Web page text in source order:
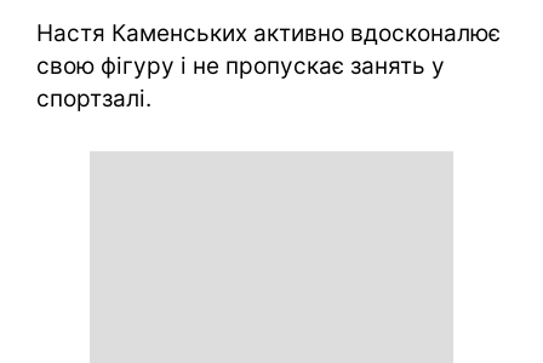
Настя Каменських активно вдосконалює
свою фігуру і не пропускає занять у
спортзалі.